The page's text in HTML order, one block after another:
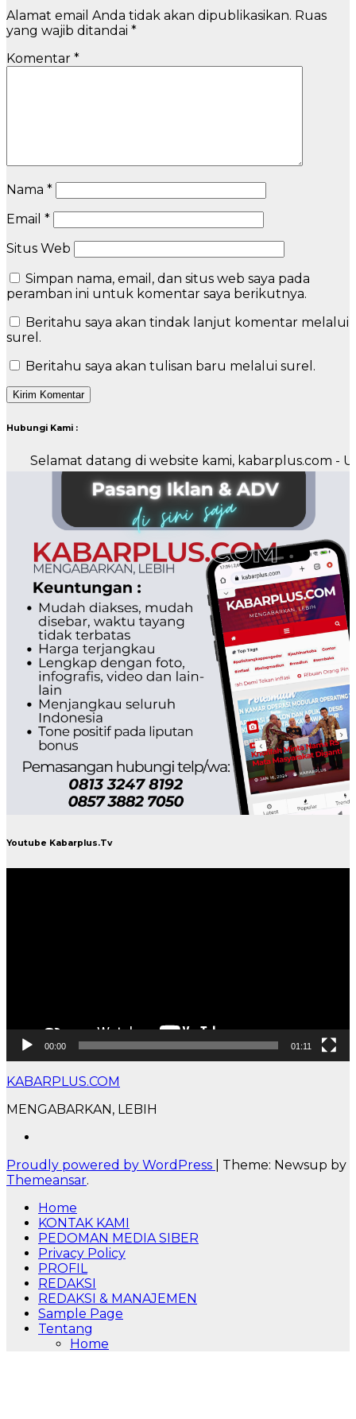
Alamat email Anda tidak akan dipublikasikan. Ruas
yang wajib ditandai *
Komentar *
Nama *
Email *
Situs Web
Simpan nama, email, dan situs web saya pada
peramban ini untuk komentar saya berikutnya.
Beritahu saya akan tindak lanjut komentar melalui
surel.
Beritahu saya akan tulisan baru melalui surel.
Hubungi Kami :
datang di website kami, kabarplus.com - Untuk
Youtube Kabarplus.Tv
00:00 01:11
KABARPLUS.COM
MENGABARKAN, LEBIH
Proudly powered by WordPress
Theme: Newsup by
Themeansar.
Home
KONTAK KAMI
PEDOMAN MEDIA SIBER
Privacy Policy
PROFIL
REDAKSI
REDAKSI & MANAJEMEN
Sample Page
Tentang
Home